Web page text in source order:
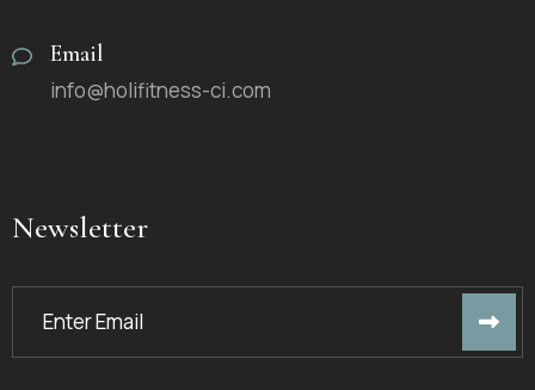
Email
info@holifitness-ci.com
Newsletter